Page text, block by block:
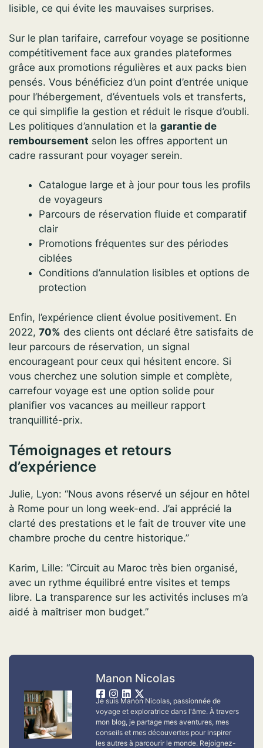
lisible, ce qui évite les mauvaises surprises.
Sur le plan tarifaire, carrefour voyage se positionne
compétitivement face aux grandes plateformes
grâce aux promotions régulières et aux packs bien
pensés. Vous bénéficiez d’un point d’entrée unique
pour l’hébergement, d’éventuels vols et transferts,
ce qui simplifie la gestion et réduit le risque d’oubli.
Les politiques d’annulation et la garantie de
remboursement selon les offres apportent un
cadre rassurant pour voyager serein.
Catalogue large et à jour pour tous les profils
de voyageurs
Parcours de réservation fluide et comparatif
clair
Promotions fréquentes sur des périodes
ciblées
Conditions d’annulation lisibles et options de
protection
Enfin, l’expérience client évolue positivement. En
2022, 70% des clients ont déclaré être satisfaits de
leur parcours de réservation, un signal
encourageant pour ceux qui hésitent encore. Si
vous cherchez une solution simple et complète,
carrefour voyage est une option solide pour
planifier vos vacances au meilleur rapport
tranquillité-prix.
Témoignages et retours
d’expérience
Julie, Lyon: “Nous avons réservé un séjour en hôtel
à Rome pour un long week-end. J’ai apprécié la
clarté des prestations et le fait de trouver vite une
chambre proche du centre historique.”
Karim, Lille: “Circuit au Maroc très bien organisé,
avec un rythme équilibré entre visites et temps
libre. La transparence sur les activités incluses m’a
aidé à maîtriser mon budget.”
Manon Nicolas
Je suis Manon Nicolas, passionnée de
voyage et exploratrice dans l'âme. À travers
mon blog, je partage mes aventures, mes
conseils et mes découvertes pour inspirer
les autres à parcourir le monde. Rejoignez-